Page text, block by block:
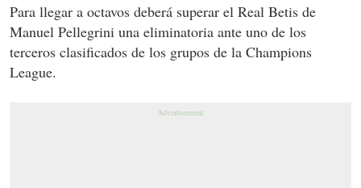
Para llegar a octavos deberá superar el Real Betis de
Manuel Pellegrini una eliminatoria ante uno de los
terceros clasificados de los grupos de la Champions
League.